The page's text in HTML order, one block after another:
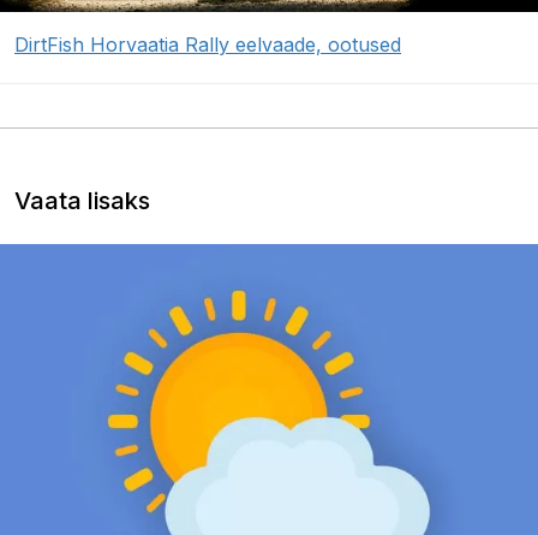
DirtFish Horvaatia Rally eelvaade, ootused
Vaata lisaks